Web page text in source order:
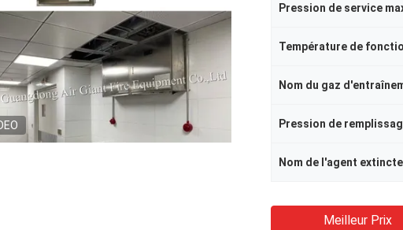
Nom de l'agent
Meilleur Prix